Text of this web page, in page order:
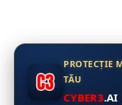
PROTECȚIE
TĂU
CYBER3.AI